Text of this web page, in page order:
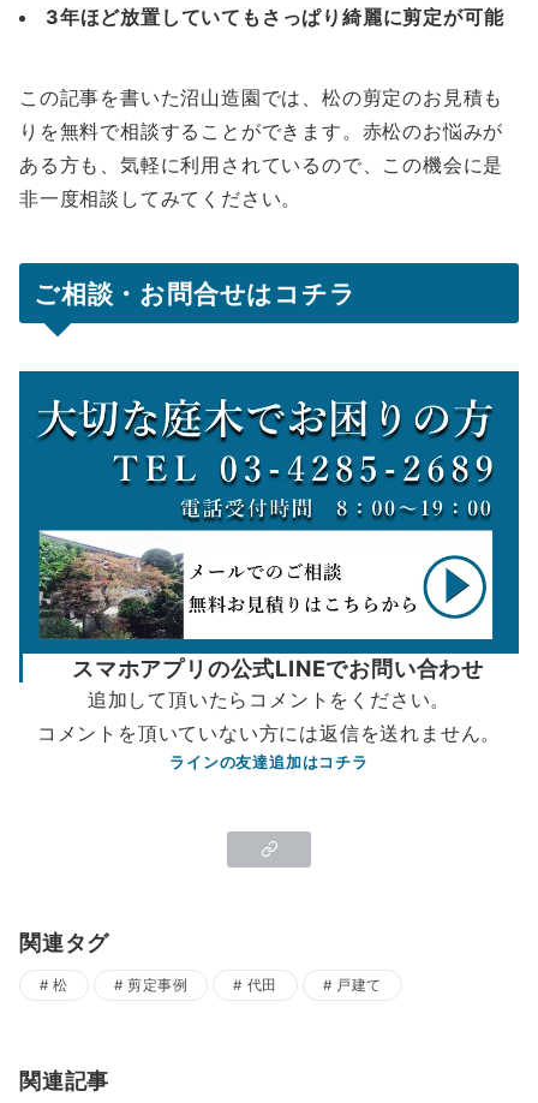
3年ほど放置していてもさっぱり綺麗に剪定が可能
この記事を書いた沼山造園では、松の剪定のお見積も
りを無料で相談することができます。赤松のお悩みが
ある方も、気軽に利用されているので、この機会に是
非一度相談してみてください。
ご相談・お問合せはコチラ
スマホアプリの公式LINEでお問い合わせ
追加して頂いたらコメントをください。
コメントを頂いていない方には返信を送れません。
ラインの友達追加はコチラ
関連タグ
松 剪定事例 代田 戸建て
関連記事